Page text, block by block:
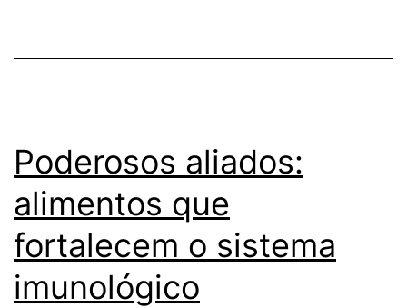
Poderosos aliados:
alimentos que
fortalecem o sistema
imunológico